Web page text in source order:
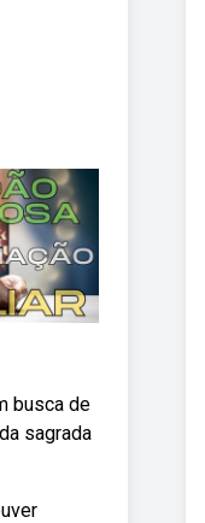
busca de
sagrada